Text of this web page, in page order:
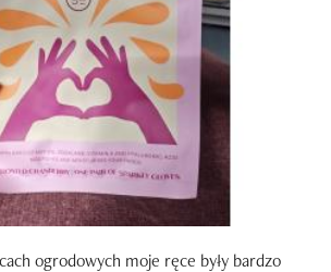
ogrodowych moje ręce były bardzo